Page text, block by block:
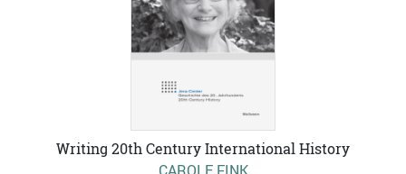
Writing 20th Century International History